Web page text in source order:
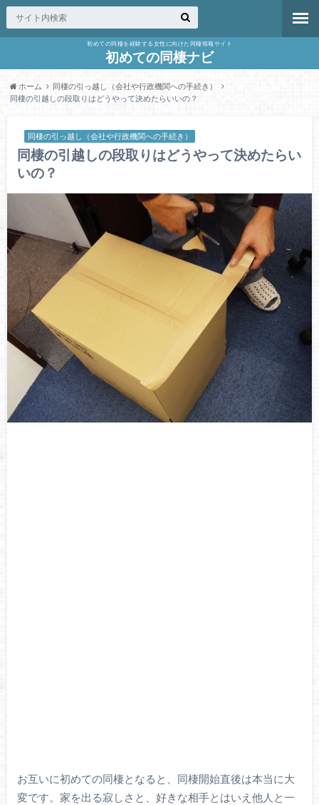
初めての同棲を経験する女性に向けた同棲情報サイト
初めての同棲ナビ
ホーム
同棲の引っ越し（会社や行政機関への手続き）
同棲の引越しの段取りはどうやって決めたらいいの？
同棲の引っ越し（会社や行政機関への手続き）
同棲の引越しの段取りはどうやって決めたらい
いの？
お互いに初めての同棲となると、同棲開始直後は本当に大
変です。家を出る寂しさと、好きな相手とはいえ他人と一